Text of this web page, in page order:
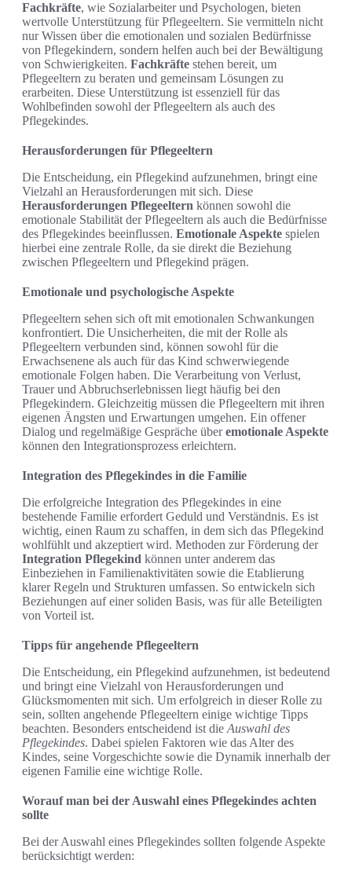
Fachkräfte, wie Sozialarbeiter und Psychologen, bieten
wertvolle Unterstützung für Pflegeeltern. Sie vermitteln nicht
nur Wissen über die emotionalen und sozialen Bedürfnisse
von Pflegekindern, sondern helfen auch bei der Bewältigung
von Schwierigkeiten. Fachkräfte stehen bereit, um
Pflegeeltern zu beraten und gemeinsam Lösungen zu
erarbeiten. Diese Unterstützung ist essenziell für das
Wohlbefinden sowohl der Pflegeeltern als auch des
Pflegekindes.
Herausforderungen für Pflegeeltern
Die Entscheidung, ein Pflegekind aufzunehmen, bringt eine
Vielzahl an Herausforderungen mit sich. Diese
Herausforderungen Pflegeeltern können sowohl die
emotionale Stabilität der Pflegeeltern als auch die Bedürfnisse
des Pflegekindes beeinflussen. Emotionale Aspekte spielen
hierbei eine zentrale Rolle, da sie direkt die Beziehung
zwischen Pflegeeltern und Pflegekind prägen.
Emotionale und psychologische Aspekte
Pflegeeltern sehen sich oft mit emotionalen Schwankungen
konfrontiert. Die Unsicherheiten, die mit der Rolle als
Pflegeeltern verbunden sind, können sowohl für die
Erwachsenene als auch für das Kind schwerwiegende
emotionale Folgen haben. Die Verarbeitung von Verlust,
Trauer und Abbruchserlebnissen liegt häufig bei den
Pflegekindern. Gleichzeitig müssen die Pflegeeltern mit ihren
eigenen Ängsten und Erwartungen umgehen. Ein offener
Dialog und regelmäßige Gespräche überemotionale Aspekte
können den Integrationsprozess erleichtern.
Integration des Pflegekindes in die Familie
Die erfolgreiche Integration des Pflegekindes in eine
bestehende Familie erfordert Geduld und Verständnis. Es ist
wichtig, einen Raum zu schaffen, in dem sich das Pflegekind
wohlfühlt und akzeptiert wird. Methoden zur Förderung der
Integration Pflegekind können unter anderem das
Einbeziehen in Familienaktivitäten sowie die Etablierung
klarer Regeln und Strukturen umfassen. So entwickeln sich
Beziehungen auf einer soliden Basis, was für alle Beteiligten
von Vorteil ist.
Tipps für angehende Pflegeeltern
Die Entscheidung, ein Pflegekind aufzunehmen, ist bedeutend
und bringt eine Vielzahl von Herausforderungen und
Glücksmomenten mit sich. Um erfolgreich in dieser Rolle zu
sein, sollten angehende Pflegeeltern einige wichtige Tipps
beachten. Besonders entscheidend ist die Auswahl des
Pflegekindes. Dabei spielen Faktoren wie das Alter des
Kindes, seine Vorgeschichte sowie die Dynamik innerhalb der
eigenen Familie eine wichtige Rolle.
Worauf man bei der Auswahl eines Pflegekindes achten
sollte
Bei der Auswahl eines Pflegekindes sollten folgende Aspekte
berücksichtigt werden: